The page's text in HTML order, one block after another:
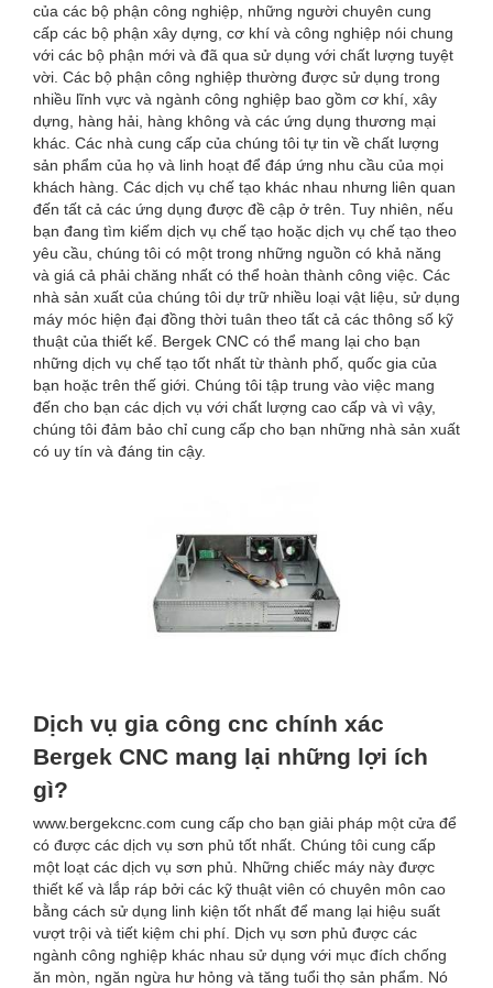
của các bộ phận công nghiệp, những người chuyên cung
cấp các bộ phận xây dựng, cơ khí và công nghiệp nói chung
với các bộ phận mới và đã qua sử dụng với chất lượng tuyệt
vời. Các bộ phận công nghiệp thường được sử dụng trong
nhiều lĩnh vực và ngành công nghiệp bao gồm cơ khí, xây
dựng, hàng hải, hàng không và các ứng dụng thương mại
khác. Các nhà cung cấp của chúng tôi tự tin về chất lượng
sản phẩm của họ và linh hoạt để đáp ứng nhu cầu của mọi
khách hàng. Các dịch vụ chế tạo khác nhau nhưng liên quan
đến tất cả các ứng dụng được đề cập ở trên. Tuy nhiên, nếu
bạn đang tìm kiếm dịch vụ chế tạo hoặc dịch vụ chế tạo theo
yêu cầu, chúng tôi có một trong những nguồn có khả năng
và giá cả phải chăng nhất có thể hoàn thành công việc. Các
nhà sản xuất của chúng tôi dự trữ nhiều loại vật liệu, sử dụng
máy móc hiện đại đồng thời tuân theo tất cả các thông số kỹ
thuật của thiết kế. Bergek CNC có thể mang lại cho bạn
những dịch vụ chế tạo tốt nhất từ ​​thành phố, quốc gia của
bạn hoặc trên thế giới. Chúng tôi tập trung vào việc mang
đến cho bạn các dịch vụ với chất lượng cao cấp và vì vậy,
chúng tôi đảm bảo chỉ cung cấp cho bạn những nhà sản xuất
có uy tín và đáng tin cậy.
Dịch vụ gia công cnc chính xác
Bergek CNC mang lại những lợi ích
gì?
www.bergekcnc.com cung cấp cho bạn giải pháp một cửa để
có được các dịch vụ sơn phủ tốt nhất. Chúng tôi cung cấp
một loạt các dịch vụ sơn phủ. Những chiếc máy này được
thiết kế và lắp ráp bởi các kỹ thuật viên có chuyên môn cao
bằng cách sử dụng linh kiện tốt nhất để mang lại hiệu suất
vượt trội và tiết kiệm chi phí. Dịch vụ sơn phủ được các
ngành công nghiệp khác nhau sử dụng với mục đích chống
ăn mòn, ngăn ngừa hư hỏng và tăng tuổi thọ sản phẩm. Nó